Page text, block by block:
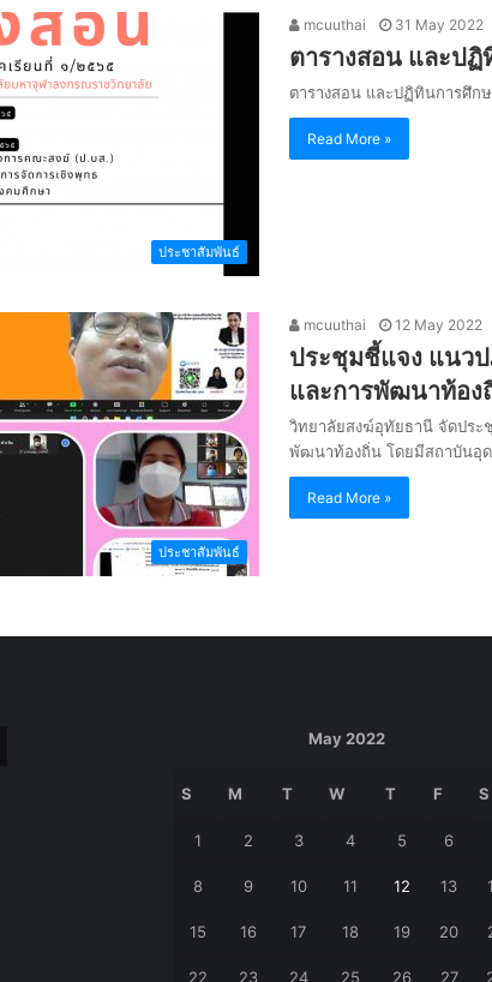
ประชาสัมพันธ์
mcuuthai 31 May 2022
ตารางสอน และป
ตารางสอน และปฏิทินการศึก
Read More »
ประชาสัมพันธ์
mcuuthai 12 May 2022
ประชุมชี้แจง แนว
และการพัฒนาท้อง
วิทยาลัยสงฆ์อุทัยธานี จัดประ
พัฒนาท้องถิ่น โดยมีสถาบันอุ
Read More »
May 2022
S M T W T F S
1 2 3 4 5 6
8 9 10 11 12 13
15 16 17 18 19 20
22 23 24 25 26 27